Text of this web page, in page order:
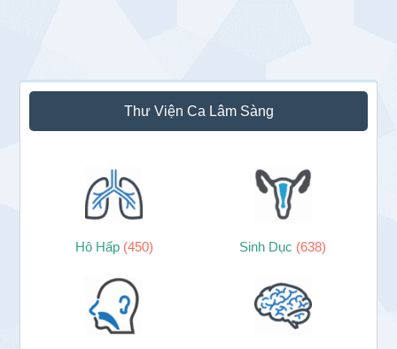
Sidebar
chính
Thư Viện Ca Lâm Sàng
Hô Hấp (450) Sinh Dục (638)